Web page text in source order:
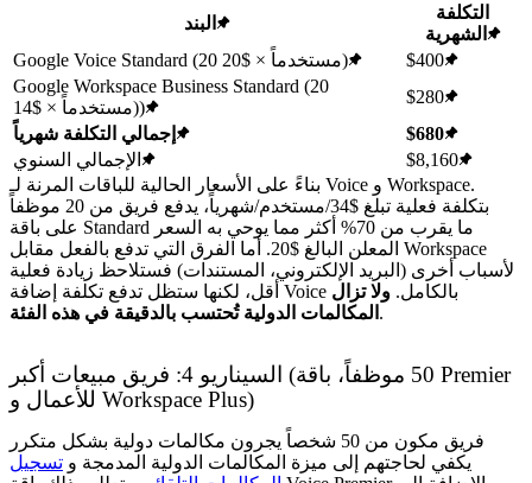
البند
التكلفة
الشهرية
Google Voice Standard (20 مستخدماً × $20)
$400
Google Workspace Business Standard (20
مستخدماً × $14))
$280
إجمالي التكلفة شهرياً
$680
الإجمالي السنوي
$8,160
بناءً على الأسعار الحالية للباقات المرنة لـ Voice و Workspace.
بتكلفة فعلية تبلغ $34/مستخدم/شهرياً، يدفع فريق من 20 موظفاً
على باقة Standard ما يقرب من 70% أكثر مما يوحي به السعر
المعلن البالغ $20. أما الفرق التي تدفع بالفعل مقابل Workspace
لأسباب أخرى (البريد الإلكتروني، المستندات) فستلاحظ زيادة فعلية
أقل، لكنها ستظل تدفع تكلفة إضافة Voice بالكامل. ولا تزال
المكالمات الدولية تُحتسب بالدقيقة في هذه الفئة .
السيناريو 4: فريق مبيعات أكبر (50 موظفاً، باقة Premier
للأعمال و Workspace Plus)
فريق مكون من 50 شخصاً يجرون مكالمات دولية بشكل متكرر
يكفي لحاجتهم إلى ميزة المكالمات الدولية المدمجة و تسجيل